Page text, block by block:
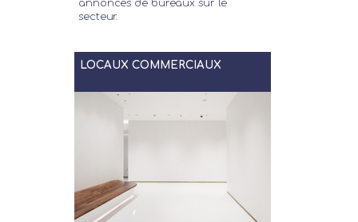
annonces de bureaux sur le
secteur.
LOCAUX COMMERCIAUX